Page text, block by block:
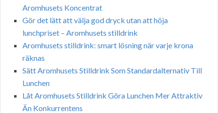
Aromhusets Koncentrat
Gör det lätt att välja god dryck utan att höja
lunchpriset – Aromhusets stilldrink
Aromhusets stilldrink: smart lösning när varje krona
räknas
Sätt Aromhusets Stilldrink Som Standardalternativ Till
Lunchen
Låt Aromhusets Stilldrink Göra Lunchen Mer Attraktiv
Än Konkurrentens